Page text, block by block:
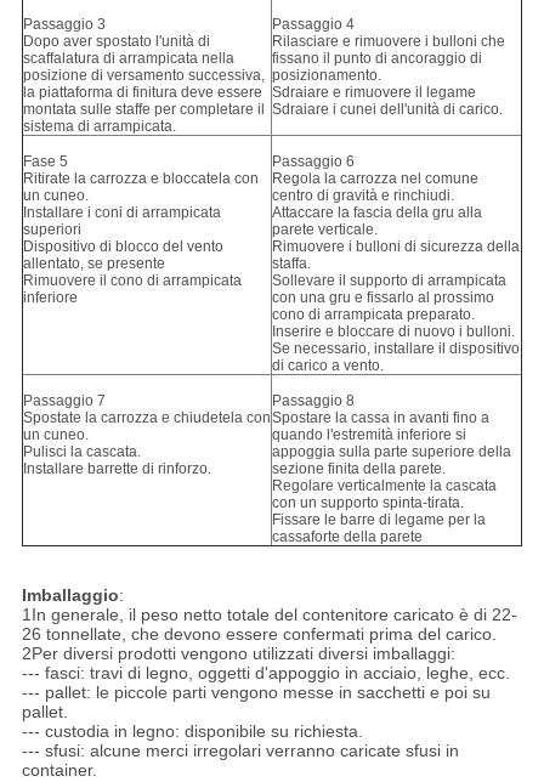
Passaggio 3
Dopo aver spostato l'unità di
scaffalatura di arrampicata nella
posizione di versamento successiva,
la piattaforma di finitura deve essere
montata sulle staffe per completare il
sistema di arrampicata.
Passaggio 4
Rilasciare e rimuovere i bulloni che
fissano il punto di ancoraggio di
posizionamento.
Sdraiare e rimuovere il legame
Sdraiare i cunei dell'unità di carico.
Fase 5
Ritirate la carrozza e bloccatela con
un cuneo.
Installare i coni di arrampicata
superiori
Dispositivo di blocco del vento
allentato, se presente
Rimuovere il cono di arrampicata
inferiore
Passaggio 6
Regola la carrozza nel comune
centro di gravità e rinchiudi.
Attaccare la fascia della gru alla
parete verticale.
Rimuovere i bulloni di sicurezza della
staffa.
Sollevare il supporto di arrampicata
con una gru e fissarlo al prossimo
cono di arrampicata preparato.
Inserire e bloccare di nuovo i bulloni.
Se necessario, installare il dispositivo
di carico a vento.
Passaggio 7
Spostate la carrozza e chiudetela con
un cuneo.
Pulisci la cascata.
Installare barrette di rinforzo.
Passaggio 8
Spostare la cassa in avanti fino a
quando l'estremità inferiore si
appoggia sulla parte superiore della
sezione finita della parete.
Regolare verticalmente la cascata
con un supporto spinta-tirata.
Fissare le barre di legame per la
cassaforte della parete
Imballaggio:
1In generale, il peso netto totale del contenitore caricato è di 22-
26 tonnellate, che devono essere confermati prima del carico.
2Per diversi prodotti vengono utilizzati diversi imballaggi:
--- fasci: travi di legno, oggetti d'appoggio in acciaio, leghe, ecc.
--- pallet: le piccole parti vengono messe in sacchetti e poi su
pallet.
--- custodia in legno: disponibile su richiesta.
--- sfusi: alcune merci irregolari verranno caricate sfusi in
container.